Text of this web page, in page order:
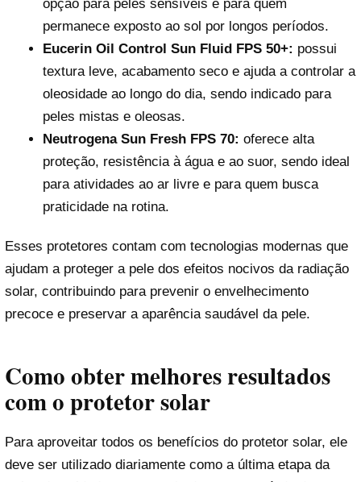
opção para peles sensíveis e para quem
permanece exposto ao sol por longos períodos.
Eucerin Oil Control Sun Fluid FPS 50+: possui
textura leve, acabamento seco e ajuda a controlar a
oleosidade ao longo do dia, sendo indicado para
peles mistas e oleosas.
Neutrogena Sun Fresh FPS 70: oferece alta
proteção, resistência à água e ao suor, sendo ideal
para atividades ao ar livre e para quem busca
praticidade na rotina.
Esses protetores contam com tecnologias modernas que
ajudam a proteger a pele dos efeitos nocivos da radiação
solar, contribuindo para prevenir o envelhecimento
precoce e preservar a aparência saudável da pele.
Como obter melhores resultados
com o protetor solar
Para aproveitar todos os benefícios do protetor solar, ele
deve ser utilizado diariamente como a última etapa da